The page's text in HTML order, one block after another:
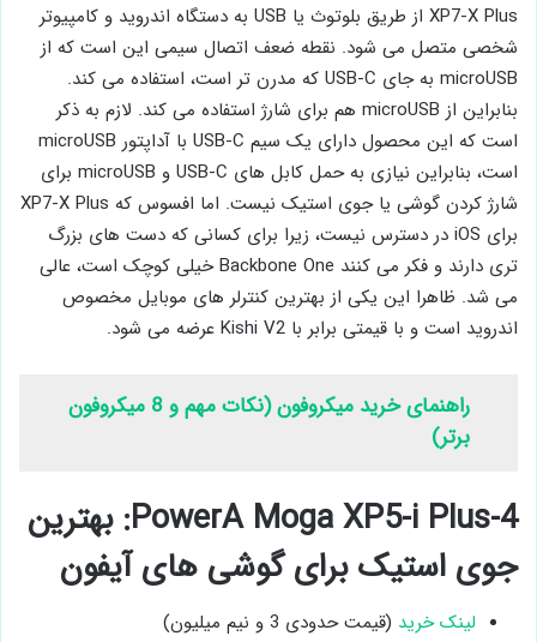
XP7-X Plus از طریق بلوتوث یا USB به دستگاه اندروید و کامپیوتر
شخصی متصل می‌ شود. نقطه ضعف اتصال سیمی این است که از
microUSB به جای USB-C که مدرن‌ تر است، استفاده می ‌کند.
بنابراین از microUSB هم برای شارژ استفاده می ‌کند. لازم به ذکر
است که این محصول دارای یک سیم USB-C با آداپتور microUSB
است، بنابراین نیازی به حمل کابل ‌های USB-C و microUSB برای
شارژ کردن گوشی یا جوی ‌استیک نیست. اما افسوس که XP7-X Plus
برای iOS در دسترس نیست، زیرا برای کسانی که دست ‌های بزرگ
تری دارند و فکر می‌ کنند Backbone One خیلی کوچک است، عالی
می ‌شد. ظاهرا این یکی از بهترین کنترلر های موبایل مخصوص
اندروید است و با قیمتی برابر با Kishi V2 عرضه می ‌شود.
راهنمای خرید میکروفون (نکات مهم و 8 میکروفون
برتر)
4-PowerA Moga XP5-i Plus: بهترین
جوی ‌استیک برای گوشی های آیفون
لینک خرید (قیمت حدودی 3 و نیم میلیون)